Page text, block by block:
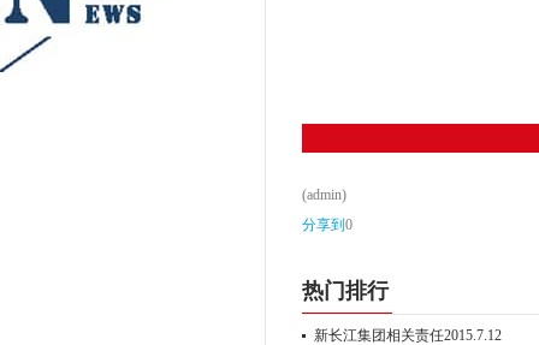
(admin)
分享到 0
热门排行
新长江集团相关责任2015.7.12